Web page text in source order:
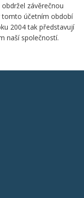
závěrečnou
tomto účetním období
2004 tak představují
naší společností.